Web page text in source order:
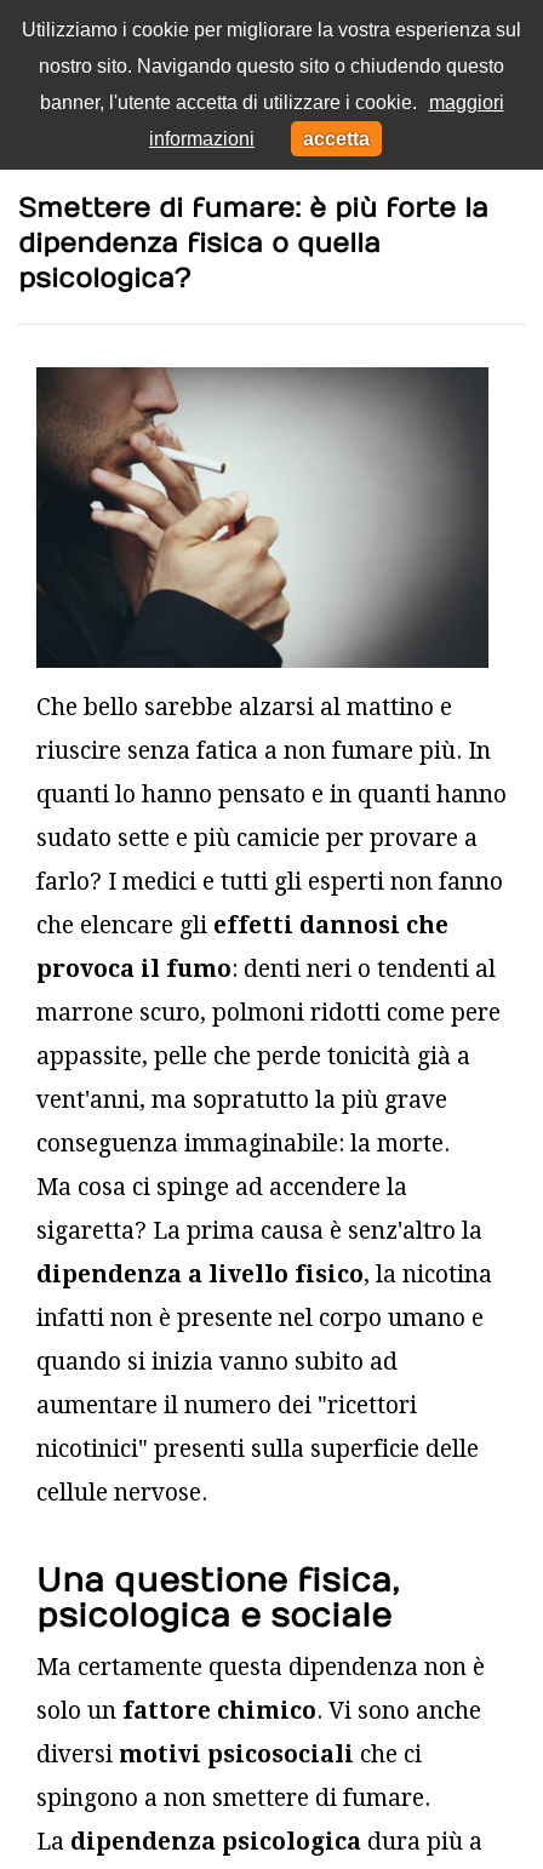
Utilizziamo i cookie per migliorare la vostra esperienza sul
nostro sito. Navigando questo sito o chiudendo questo
banner, l'utente accetta di utilizzare i cookie.
maggiori
informazioni
accetta
Menu
Smettere di fumare: è più forte la
dipendenza fisica o quella
psicologica?
Che bello sarebbe alzarsi al mattino e
riuscire senza fatica a non fumare più. In
quanti lo hanno pensato e in quanti hanno
sudato sette e più camicie per provare a
farlo? I medici e tutti gli esperti non fanno
che elencare gli effetti dannosi che
provoca il fumo: denti neri o tendenti al
marrone scuro, polmoni ridotti come pere
appassite, pelle che perde tonicità già a
vent'anni, ma sopratutto la più grave
conseguenza immaginabile: la morte.
Ma cosa ci spinge ad accendere la
sigaretta? La prima causa è senz'altro la
dipendenza a livello fisico, la nicotina
infatti non è presente nel corpo umano e
quando si inizia vanno subito ad
aumentare il numero dei "ricettori
nicotinici" presenti sulla superficie delle
cellule nervose.
Una questione fisica,
psicologica e sociale
Ma certamente questa dipendenza non è
solo un fattore chimico. Vi sono anche
diversi motivi psicosociali che ci
spingono a non smettere di fumare.
La dipendenza psicologica dura più a